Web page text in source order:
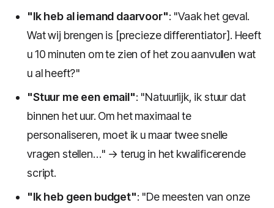
"Ik heb al iemand daarvoor": "Vaak het geval.
Wat wij brengen is [precieze differentiator]. Heeft
u 10 minuten om te zien of het zou aanvullen wat
u al heeft?"
"Stuur me een email": "Natuurlijk, ik stuur dat
binnen het uur. Om het maximaal te
personaliseren, moet ik u maar twee snelle
vragen stellen…" → terug in het kwalificerende
script.
"Ik heb geen budget": "De meesten van onze